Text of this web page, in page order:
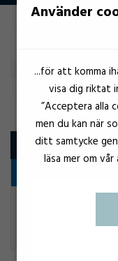
SILIKON
Produkt
Dow
Silikon
Använder
...för att komma
visa dig riktat
”Acceptera alla
men du kan när
ditt samtycke
läsa mer om